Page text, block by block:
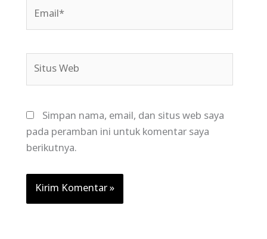
Simpan nama, email, dan situs web saya
pada peramban ini untuk komentar saya
berikutnya.